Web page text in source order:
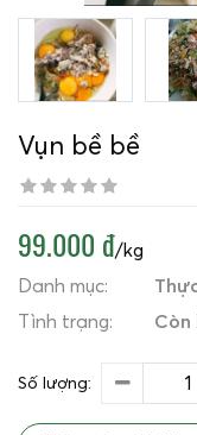
Vụn bề bề
99.000 đ/kg
Danh mục:
Tình trạng:
Còn
Số lượng: